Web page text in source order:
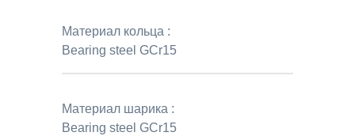
Материал кольца :
Bearing steel GCr15
Материал шарика :
Bearing steel GCr15